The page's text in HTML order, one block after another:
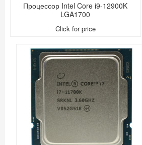
Процессор Intel Core i9-12900K
LGA1700
Click for price